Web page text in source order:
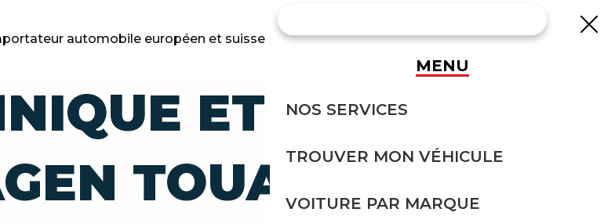
automobile européen et suisse
ET AVIS :
TOUAREG
MENU
NOS SERVICES
TROUVER MON VÉHICULE
VOITURE PAR MARQUE